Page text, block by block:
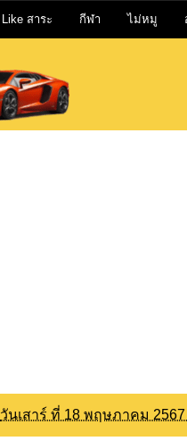
Like สาระ กีฬา ไม่หมู
วันเสาร์ ที่ 18 พฤษภาคม 2567